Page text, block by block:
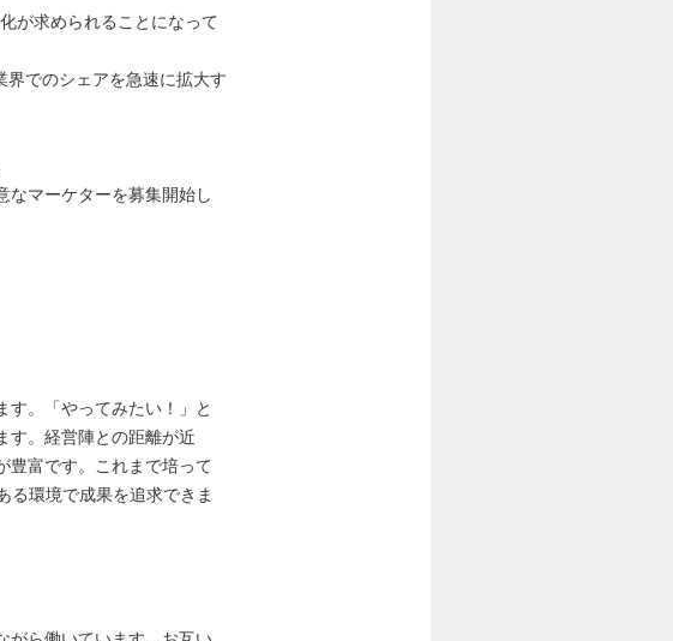
が求められることになって
界でのシェアを急速に拡大す
なマーケターを募集開始し
す。「やってみたい！」と
す。経営陣との距離が近
豊富です。これまで培って
る環境で成果を追求できま